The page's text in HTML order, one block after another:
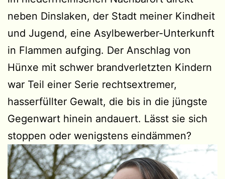
neben Dinslaken, der Stadt meiner Kindheit
und Jugend, eine Asylbewerber-Unterkunft
in Flammen aufging. Der Anschlag von
Hünxe mit schwer brandverletzten Kindern
war Teil einer Serie rechtsextremer,
hasserfüllter Gewalt, die bis in die jüngste
Gegenwart hinein andauert. Lässt sie sich
stoppen oder wenigstens eindämmen?